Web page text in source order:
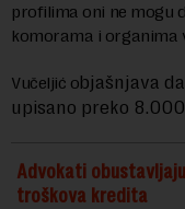
profilima oni ne mogu
komorama i organima
Vučeljić objašnjava
upisano preko
Advokati
troškova kredita